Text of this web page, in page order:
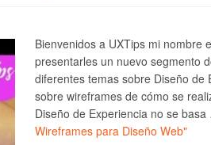
Bienvenidos a UXTips mi nombre
presentarles un nuevo segmento
diferentes temas sobre Diseño de
sobre wireframes de cómo se
Diseño de Experiencia no se
Wireframes para Diseño Web"